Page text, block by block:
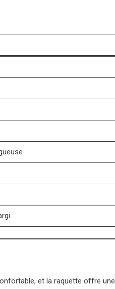
et la raquette offre une